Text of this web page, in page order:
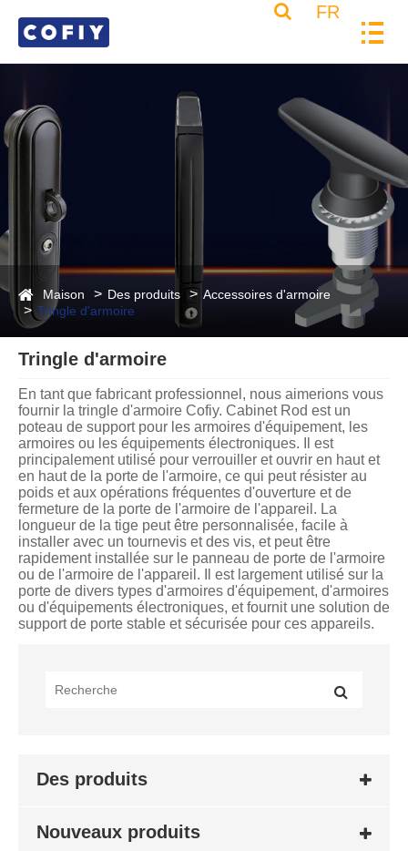
FR
Maison Des produits
Accessoires d'armoire
Tringle d'armoire
Tringle d'armoire
En tant que fabricant professionnel, nous aimerions vous
fournir la tringle d'armoire Cofiy. Cabinet Rod est un
poteau de support pour les armoires d'équipement, les
armoires ou les équipements électroniques. Il est
principalement utilisé pour verrouiller et ouvrir en haut et
en haut de la porte de l'armoire, ce qui peut résister au
poids et aux opérations fréquentes d'ouverture et de
fermeture de la porte de l'armoire de l'appareil. La
longueur de la tige peut être personnalisée, facile à
installer avec un tournevis et des vis, et peut être
rapidement installée sur le panneau de porte de l'armoire
ou de l'armoire de l'appareil. Il est largement utilisé sur la
porte de divers types d'armoires d'équipement, d'armoires
ou d'équipements électroniques, et fournit une solution de
support de porte stable et sécurisée pour ces appareils.
Des produits
Nouveaux produits